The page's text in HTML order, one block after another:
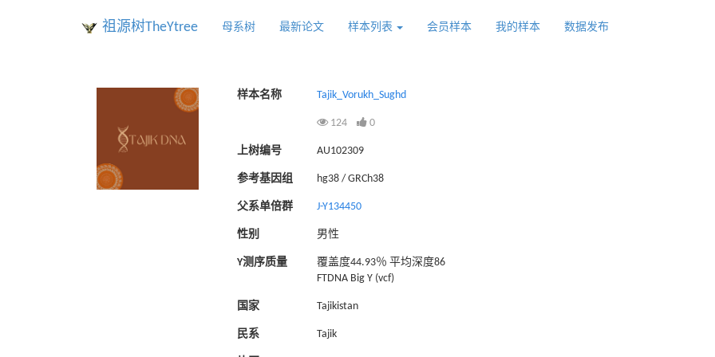
祖源树TheYtree 母系树 最新论文 样本列表 会员样本 我的样本 数据发布
样本名称 Tajik_Vorukh_Sughd
124 0
上树编号 AU102309
参考基因组 hg38 / GRCh38
父系单倍群 J-Y134450
性别 男性
Y测序质量
覆盖度44.93％ 平均深度86
FTDNA Big Y (vcf)
国家 Tajikistan
民系 Tajik